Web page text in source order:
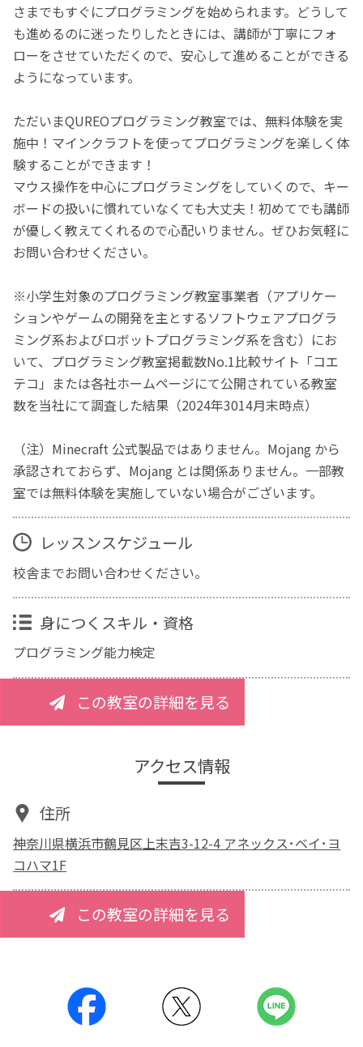
さまでもすぐにプログラミングを始められます。どうして
も進めるのに迷ったりしたときには、講師が丁寧にフォ
ローをさせていただくので、安心して進めることができる
ようになっています。
ただいまQUREOプログラミング教室では、無料体験を実
施中！マインクラフトを使ってプログラミングを楽しく体
験することができます！
マウス操作を中心にプログラミングをしていくので、キー
ボードの扱いに慣れていなくても大丈夫！初めてでも講師
が優しく教えてくれるので心配いりません。ぜひお気軽に
お問い合わせください。
※小学生対象のプログラミング教室事業者（アプリケー
ションやゲームの開発を主とするソフトウェアプログラ
ミング系およびロボットプログラミング系を含む）にお
いて、プログラミング教室掲載数No.1比較サイト「コエ
テコ」または各社ホームページにて公開されている教室
数を当社にて調査した結果（2024年3014月末時点）
（注）Minecraft 公式製品ではありません。Mojang から
承認されておらず、Mojang とは関係ありません。一部教
室では無料体験を実施していない場合がございます。
レッスンスケジュール
校舎までお問い合わせください。
身につくスキル・資格
プログラミング能力検定
この教室の詳細を見る
アクセス情報
住所
神奈川県横浜市鶴見区上末吉3-12-4 アネックス･ベイ･ヨ
コハマ1F
この教室の詳細を見る